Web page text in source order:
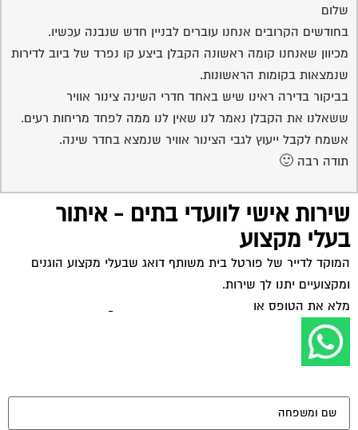
שלום
בחודשים הקרובים אנחנו עוברים לבניין חדש שנבנה עכשיו.
מכיוון שאנחנו קומה ראשונה הקבלן ביצע קו נפרד של ביוב לדירות
שנמצאות בקומות הראשונות.
בביקור בדירה ראינו שיש באחד חדרי השינה צינור אוויר
ששאלנו את הקבלן נאמר לנו שאין לנו ממה לפחד מריחות רעים.
אשמח לקבל ייעוץ לגבי הצינור אוויר שנמצא בחדר שינה.
תודה רבה 🙂
שירות אישי לוועדי בתים - איתור
בעלי מקצוע
המוקד לדייר של פורטל בית משותף דואג שבעלי מקצוע הוגנים
ומקצועיים יתנו לך שירות.
מלא את הטופס אולחץ לשליחת הודעת ווצאפ